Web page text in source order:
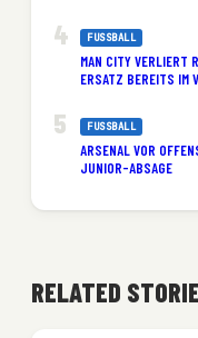
FUSSBALL
MAN CITY VERLIERT
ERSATZ BEREITS IM
FUSSBALL
ARSENAL VOR
JUNIOR-ABSAGE
RELATED